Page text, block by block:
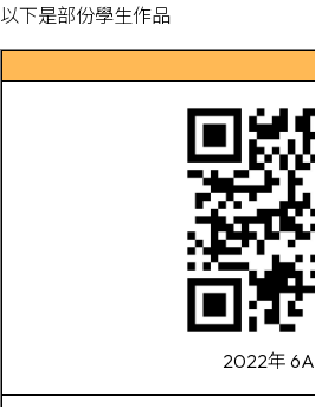
以下是部份學生作品
2022年